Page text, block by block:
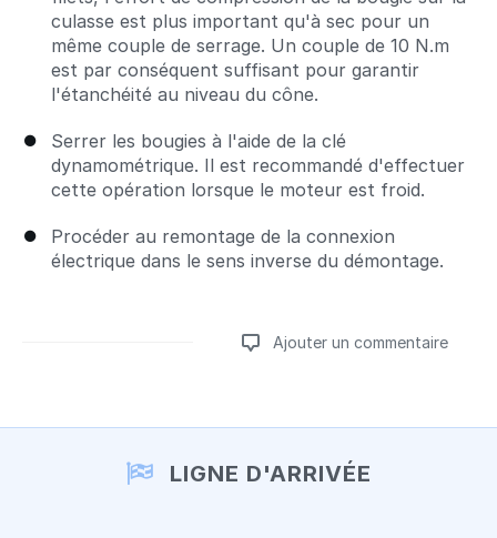
culasse est plus important qu'à sec pour un
même couple de serrage. Un couple de 10 N.m
est par conséquent suffisant pour garantir
l'étanchéité au niveau du cône.
Serrer les bougies à l'aide de la clé
dynamométrique. Il est recommandé d'effectuer
cette opération lorsque le moteur est froid.
Procéder au remontage de la connexion
électrique dans le sens inverse du démontage.
Ajouter un commentaire
LIGNE D'ARRIVÉE